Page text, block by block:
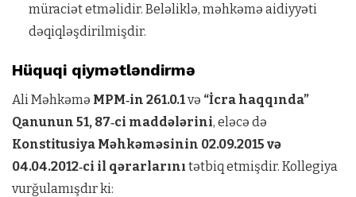
müraciət etməlidir. Beləliklə, məhkəmə aidiyyəti
dəqiqləşdirilmişdir.
Hüquqi qiymətləndirmə
Ali Məhkəmə MPM‑in 261.0.1və “İcra haqqında”
Qanunun 51, 87‑ci maddələrini, eləcə də
Konstitusiya Məhkəməsinin 02.09.2015 və
04.04.2012‑ci il qərarlarını tətbiq etmişdir. Kollegiya
vurğulamışdır ki: